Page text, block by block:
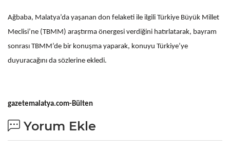
Ağbaba, Malatya’da yaşanan don felaketi ile ilgili Türkiye Büyük Millet
Meclisi’ne (TBMM) araştırma önergesi verdiğini hatırlatarak, bayram
sonrası TBMM’de bir konuşma yaparak, konuyu Türkiye’ye
duyuracağını da sözlerine ekledi.
gazetemalatya.com-Bülten
Yorum Ekle